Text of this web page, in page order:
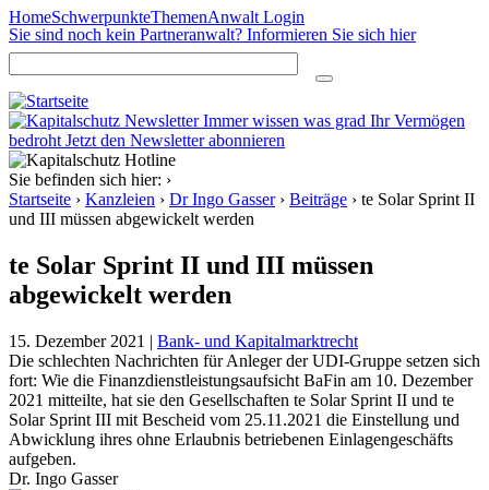
Direkt zum Inhalt
HomeSchwerpunkteThemenAnwalt Login
Sie sind noch kein Partneranwalt? Informieren Sie sich hier
Immer wissen was grad Ihr Vermögen
bedroht Jetzt den Newsletter abonnieren
Sie befinden sich hier: ›
Startseite › Kanzleien › Dr Ingo Gasser › Beiträge › te Solar Sprint II
und III müssen abgewickelt werden
te Solar Sprint II und III müssen
abgewickelt werden
15. Dezember 2021 | Bank- und Kapitalmarktrecht
Die schlechten Nachrichten für Anleger der UDI-Gruppe setzen sich
fort: Wie die Finanzdienstleistungsaufsicht BaFin am 10. Dezember
2021 mitteilte, hat sie den Gesellschaften te Solar Sprint II und te
Solar Sprint III mit Bescheid vom 25.11.2021 die Einstellung und
Abwicklung ihres ohne Erlaubnis betriebenen Einlagengeschäfts
aufgeben.
Dr. Ingo Gasser